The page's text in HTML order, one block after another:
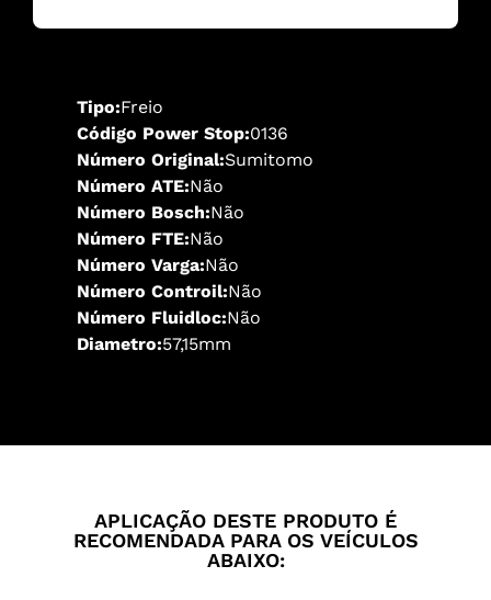
Tipo:Freio
Código Power Stop:0136
Número Original:Sumitomo
Número ATE:Não
Número Bosch:Não
Número FTE:Não
Número Varga:Não
Número Controil:Não
Número Fluidloc:Não
Diametro:57,15mm
APLICAÇÃO DESTE PRODUTO É
RECOMENDADA PARA OS VEÍCULOS
ABAIXO: